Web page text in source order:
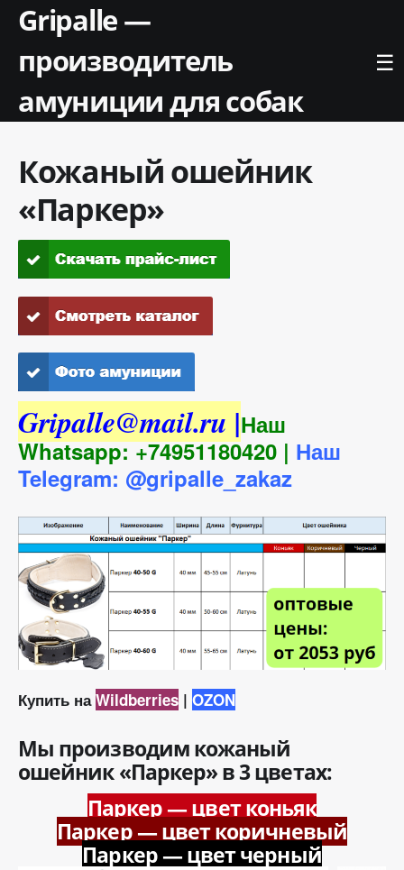
Gripalle —
производитель
амуниции для собак
☰
Кожаный ошейник
«Паркер»
Gripalle@mail.ru |Наш
Whatsapp: +74951180420 | Наш
Telegram: @gripalle_zakaz
Купить наWildberries | OZON
Мы производим кожаный
ошейник «Паркер» в 3 цветах:
Паркер — цвет коньяк
Паркер — цвет коричневый
Паркер — цвет черный